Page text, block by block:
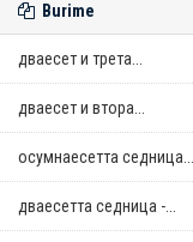
Burime
дваесет и трета...
дваесет и втора...
осумнaесетта седница...
дваесетта седница -...